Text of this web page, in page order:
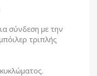
σύνδεση με την
τριπλής